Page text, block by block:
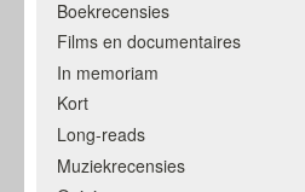
Boekrecensies
Films en documentaires
In memoriam
Kort
Long-reads
Muziekrecensies